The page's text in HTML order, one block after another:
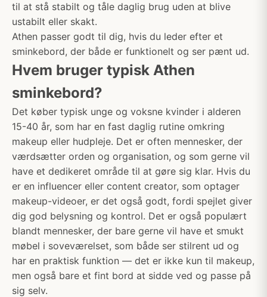
til at stå stabilt og tåle daglig brug uden at blive
ustabilt eller skakt.
Athen passer godt til dig, hvis du leder efter et
sminkebord, der både er funktionelt og ser pænt ud.
Hvem bruger typisk Athen
sminkebord?
Det køber typisk unge og voksne kvinder i alderen
15-40 år, som har en fast daglig rutine omkring
makeup eller hudpleje. Det er often mennesker, der
værdsætter orden og organisation, og som gerne vil
have et dedikeret område til at gøre sig klar. Hvis du
er en influencer eller content creator, som optager
makeup-videoer, er det også godt, fordi spejlet giver
dig god belysning og kontrol. Det er også populært
blandt mennesker, der bare gerne vil have et smukt
møbel i soveværelset, som både ser stilrent ud og
har en praktisk funktion — det er ikke kun til makeup,
men også bare et fint bord at sidde ved og passe på
sig selv.